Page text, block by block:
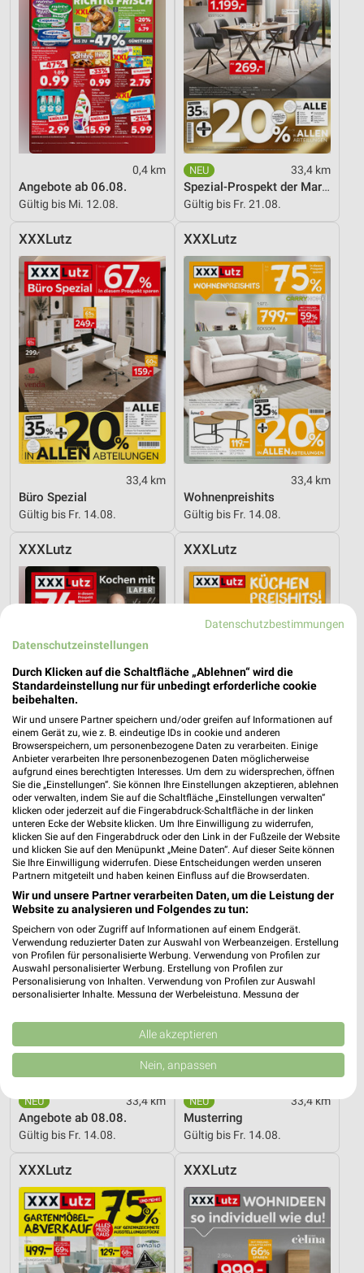
0,4 km
Angebote ab 06.08.
Gültig bis Mi. 12.08.
33,4 km
Spezial-Prospekt der Marken
Gültig bis Fr. 21.08.
XXXLutz
33,4 km
Büro Spezial
Gültig bis Fr. 14.08.
XXXLutz
33,4 km
Wohnenpreishits
Gültig bis Fr. 14.08.
XXXLutz
33,4 km
Angebote ab 08.08.
Gültig bis Fr. 14.08.
XXXLutz
33,4 km
Küchen Preishits!
Gültig bis Fr. 21.08.
XXXLutz
33,4 km
Angebote ab 08.08.
Gültig bis Fr. 14.08.
XXXLutz
33,4 km
Musterring
Gültig bis Fr. 14.08.
XXXLutz XXXLutz
Datenschutzbestimmungen
Datenschutzeinstellungen
Durch Klicken auf die Schaltfläche „Ablehnen“ wird die
Standardeinstellung nur für unbedingt erforderliche cookie
beibehalten.
Wir und unsere Partner speichern und/oder greifen auf Informationen auf
einem Gerät zu, wie z. B. eindeutige IDs in cookie und anderen
Browserspeichern, um personenbezogene Daten zu verarbeiten. Einige
Anbieter verarbeiten Ihre personenbezogenen Daten möglicherweise
aufgrund eines berechtigten Interesses. Um dem zu widersprechen, öffnen
Sie die „Einstellungen“. Sie können Ihre Einstellungen akzeptieren, ablehnen
oder verwalten, indem Sie auf die Schaltfläche „Einstellungen verwalten“
klicken oder jederzeit auf die Fingerabdruck-Schaltfläche in der linken
unteren Ecke der Website klicken. Um Ihre Einwilligung zu widerrufen,
klicken Sie auf den Fingerabdruck oder den Link in der Fußzeile der Website
und klicken Sie auf den Menüpunkt „Meine Daten“. Auf dieser Seite können
Sie Ihre Einwilligung widerrufen. Diese Entscheidungen werden unseren
Partnern mitgeteilt und haben keinen Einfluss auf die Browserdaten.
Wir und unsere Partner verarbeiten Daten, um die Leistung der
Website zu analysieren und Folgendes zu tun:
Speichern von oder Zugriff auf Informationen auf einem Endgerät.
Verwendung reduzierter Daten zur Auswahl von Werbeanzeigen. Erstellung
von Profilen für personalisierte Werbung. Verwendung von Profilen zur
Auswahl personalisierter Werbung. Erstellung von Profilen zur
Personalisierung von Inhalten. Verwendung von Profilen zur Auswahl
personalisierter Inhalte. Messung der Werbeleistung. Messung der
Kombinationen von Daten aus verschiedenen Quellen. Entwicklung und
Verbesserung der Angebote. Verwendung reduzierter Daten zur Auswahl
von Inhalten.
Daten können außerhalb der Europäischen Union weitergegeben und in die
Website/App.
Partnerliste anzeigen (1 IAB-Anbieter)
IAB-Verarbeitungszwecke:
Speichern von oder Zugriff auf Informationen
auf einem Endgerät
Verwendung reduzierter Daten zur Auswahl von
Werbeanzeigen
Alle akzeptieren
Nein, anpassen